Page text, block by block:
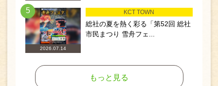
5
2026.07.14
KCT TOWN
総社の夏を熱く彩る「第52回 総社
市民まつり 雪舟フェ...
もっと見る